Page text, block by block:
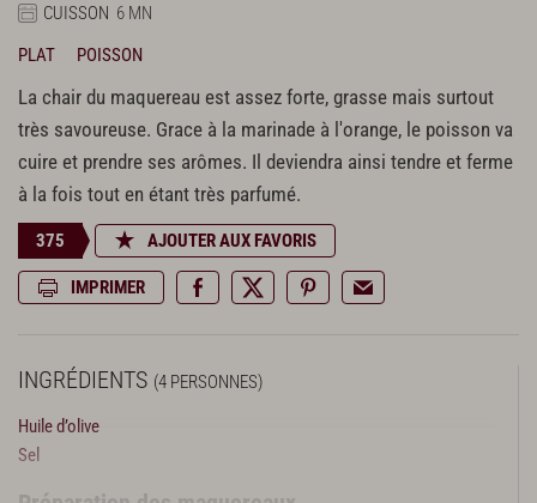
CUISSON 6 MN
PLAT
POISSON
La chair du maquereau est assez forte, grasse mais surtout
très savoureuse. Grace à la marinade à l'orange, le poisson va
cuire et prendre ses arômes. Il deviendra ainsi tendre et ferme
à la fois tout en étant très parfumé.
375 AJOUTER AUX FAVORIS
IMPRIMER
INGRÉDIENTS (4 PERSONNES)
Huile d’olive
Sel